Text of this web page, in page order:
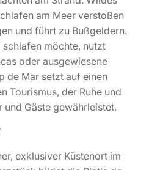
steht Camp de Mar für
Golf und Meer“.
nach Camp de
Palma oder vom Flughafen
hängen von Tageszeit,
Erfahrungswerte weisen
etwa 45 bis 70 Euro hin. Für
Nutzung offizieller Taxi-